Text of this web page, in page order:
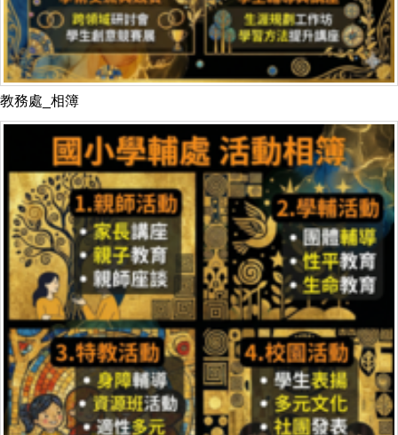
教務處_相簿